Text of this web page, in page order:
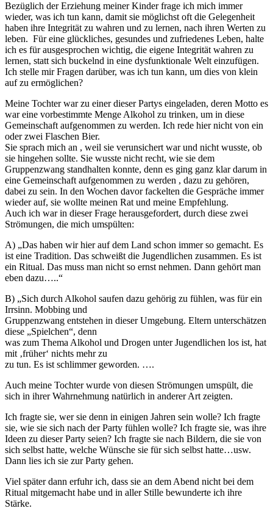
Bezüglich der Erziehung meiner Kinder frage ich mich immer
wieder, was ich tun kann, damit sie möglichst oft die Gelegenheit
haben ihre Integrität zu wahren und zu lernen, nach ihren Werten zu
leben. Für eine glückliches, gesundes und zufriedenes Leben, halte
ich es für ausgesprochen wichtig, die eigene Integrität wahren zu
lernen, statt sich buckelnd in eine dysfunktionale Welt einzufügen.
Ich stelle mir Fragen darüber, was ich tun kann, um dies von klein
auf zu ermöglichen?
Meine Tochter war zu einer dieser Partys eingeladen, deren Motto es
war eine vorbestimmte Menge Alkohol zu trinken, um in diese
Gemeinschaft aufgenommen zu werden. Ich rede hier nicht von ein
oder zwei Flaschen Bier.
Sie sprach mich an , weil sie verunsichert war und nicht wusste, ob
sie hingehen sollte. Sie wusste nicht recht, wie sie dem
Gruppenzwang standhalten konnte, denn es ging ganz klar darum in
eine Gemeinschaft aufgenommen zu werden , dazu zu gehören,
dabei zu sein. In den Wochen davor fackelten die Gespräche immer
wieder auf, sie wollte meinen Rat und meine Empfehlung.
Auch ich war in dieser Frage herausgefordert, durch diese zwei
Strömungen, die mich umspülten:
A) „Das haben wir hier auf dem Land schon immer so gemacht. Es
ist eine Tradition. Das schweißt die Jugendlichen zusammen. Es ist
ein Ritual. Das muss man nicht so ernst nehmen. Dann gehört man
eben dazu…..“
B) „Sich durch Alkohol saufen dazu gehörig zu fühlen, was für ein
Irrsinn. Mobbing und
Gruppenzwang entstehen in dieser Umgebung. Eltern unterschätzen
diese „Spielchen“, denn
was zum Thema Alkohol und Drogen unter Jugendlichen los ist, hat
mit ‚früher‘ nichts mehr zu
zu tun. Es ist schlimmer geworden. ….
Auch meine Tochter wurde von diesen Strömungen umspült, die
sich in ihrer Wahrnehmung natürlich in anderer Art zeigten.
Ich fragte sie, wer sie denn in einigen Jahren sein wolle? Ich fragte
sie, wie sie sich nach der Party fühlen wolle? Ich fragte sie, was ihre
Ideen zu dieser Party seien? Ich fragte sie nach Bildern, die sie von
sich selbst hatte, welche Wünsche sie für sich selbst hatte…usw.
Dann lies ich sie zur Party gehen.
Viel später dann erfuhr ich, dass sie an dem Abend nicht bei dem
Ritual mitgemacht habe und in aller Stille bewunderte ich ihre
Stärke.